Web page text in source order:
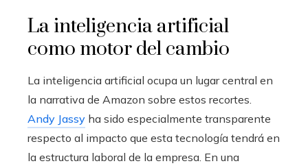
La inteligencia artificial
como motor del cambio
La inteligencia artificial ocupa un lugar central en
la narrativa de Amazon sobre estos recortes.
Andy Jassy ha sido especialmente transparente
respecto al impacto que esta tecnología tendrá en
la estructura laboral de la empresa. En una